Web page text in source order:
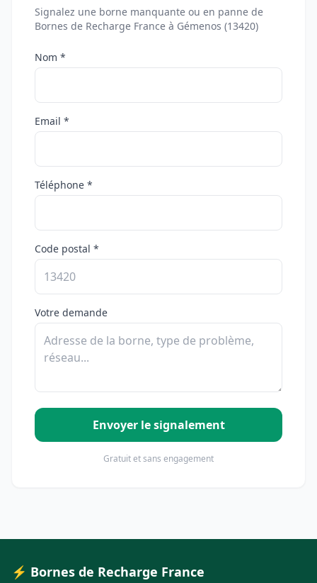
Signalez une borne manquante ou en panne de
Bornes de Recharge France à Gémenos (13420)
Nom *
Email *
Téléphone *
Code postal *
Votre demande
Envoyer le signalement
Gratuit et sans engagement
⚡ Bornes de Recharge France